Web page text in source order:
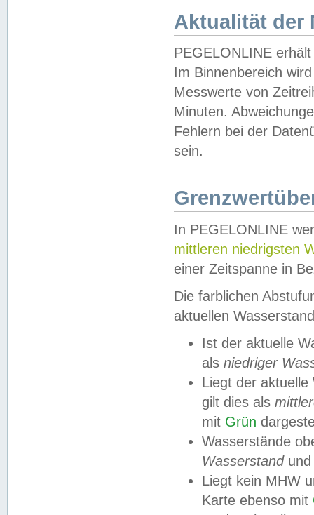
Aktualität der
PEGELONLINE
Im Binnenbereich
Messwerte von
Minuten.
Fehlern bei der
sein.
In PEGELONLINE
mittleren niedrigsten
einer Zeitspanne in
Die farblichen
aktuellen
Ist der aktuelle
als niedriger
Liegt der
gilt dies als
mit Grün
Wasserstände
Wasserstandund
Liegt kein MHW
Karte ebenso mit